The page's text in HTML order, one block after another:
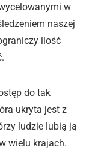
w
naszej
ilość
do tak
ukryta jest z
ludzie lubią ją
wielu krajach.